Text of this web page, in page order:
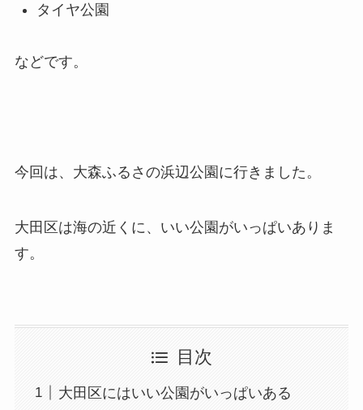
タイヤ公園
などです。
今回は、大森ふるさの浜辺公園に行きました。
大田区は海の近くに、いい公園がいっぱいありま
す。
目次
大田区にはいい公園がいっぱいある